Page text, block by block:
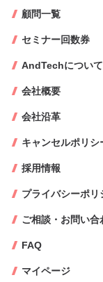
顧問一覧
セミナー回数券
AndTechについて
会社概要
会社沿革
キャンセルポリ
採用情報
プライバシーポリ
ご相談・お問い合
FAQ
マイページ